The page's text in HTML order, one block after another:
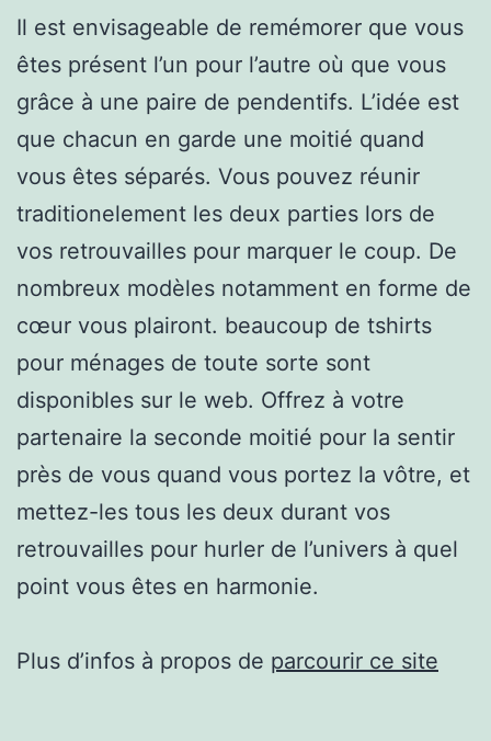
Il est envisageable de remémorer que vous
êtes présent l’un pour l’autre où que vous
grâce à une paire de pendentifs. L’idée est
que chacun en garde une moitié quand
vous êtes séparés. Vous pouvez réunir
traditionelement les deux parties lors de
vos retrouvailles pour marquer le coup. De
nombreux modèles notamment en forme de
cœur vous plairont. beaucoup de tshirts
pour ménages de toute sorte sont
disponibles sur le web. Offrez à votre
partenaire la seconde moitié pour la sentir
près de vous quand vous portez la vôtre, et
mettez-les tous les deux durant vos
retrouvailles pour hurler de l’univers à quel
point vous êtes en harmonie.
Plus d’infos à propos de parcourir ce site